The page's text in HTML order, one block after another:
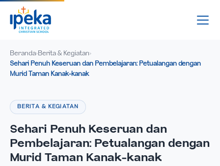
Beranda› Berita & Kegiatan›
Sehari Penuh Keseruan dan Pembelajaran: Petualangan dengan
Murid Taman Kanak-kanak
BERITA & KEGIATAN
Sehari Penuh Keseruan dan
Pembelajaran: Petualangan dengan
Murid Taman Kanak-kanak